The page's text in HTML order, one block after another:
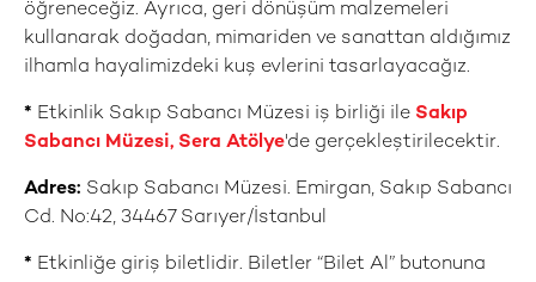
öğreneceğiz. Ayrıca, geri dönüşüm malzemeleri
kullanarak doğadan, mimariden ve sanattan aldığımız
ilhamla hayalimizdeki kuş evlerini tasarlayacağız.
* Etkinlik Sakıp Sabancı Müzesi iş birliği ile Sakıp
Sabancı Müzesi, Sera Atölye'de gerçekleştirilecektir.
Adres: Sakıp Sabancı Müzesi. Emirgan, Sakıp Sabancı
Cd. No:42, 34467 Sarıyer/İstanbul
* Etkinliğe giriş biletlidir. Biletler “Bilet Al” butonuna